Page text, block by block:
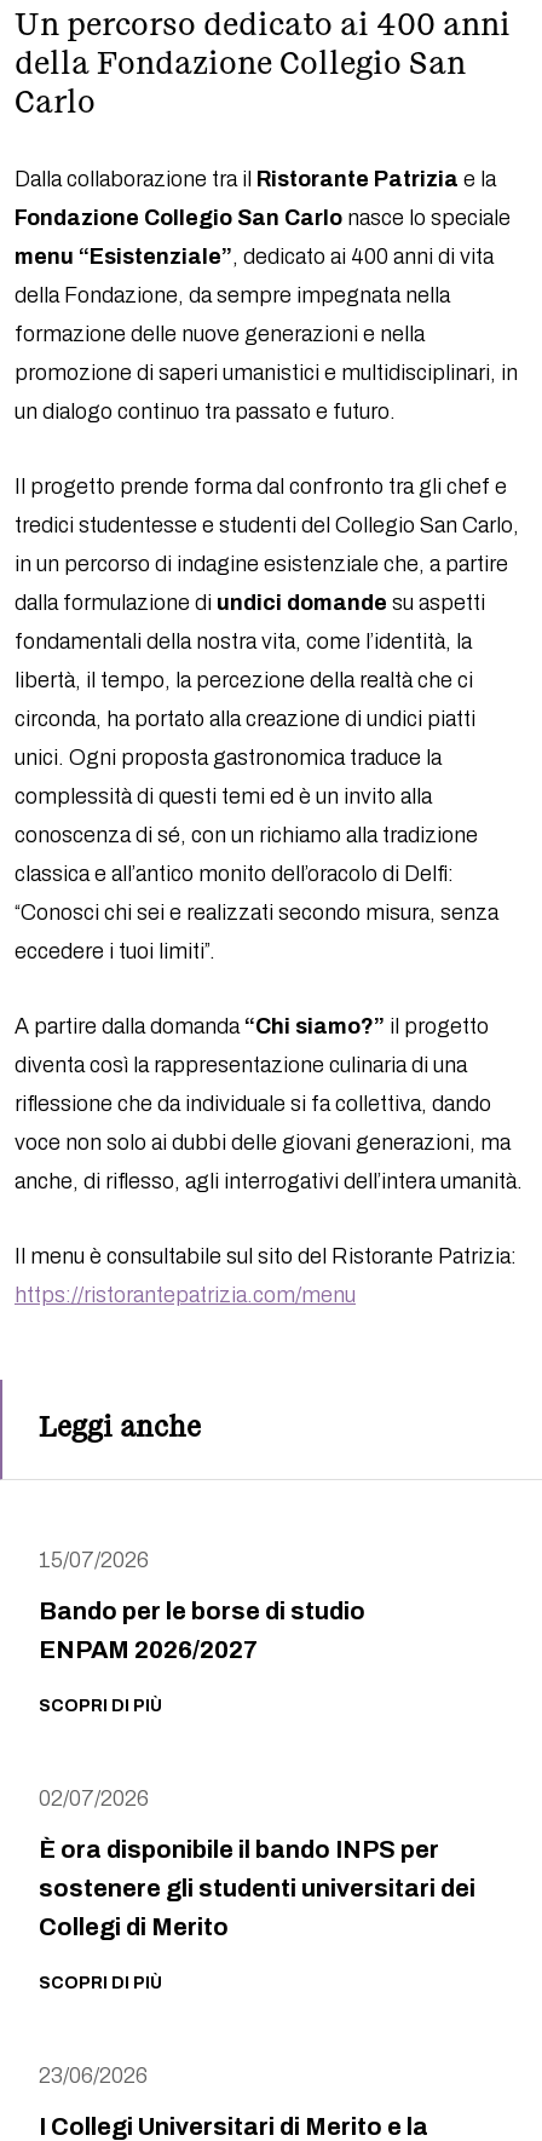
Un percorso dedicato ai 400 anni
della Fondazione Collegio San
Carlo
Dalla collaborazione tra il Ristorante Patrizia e la
Fondazione Collegio San Carlo nasce lo speciale
menu “Esistenziale”, dedicato ai 400 anni di vita
della Fondazione, da sempre impegnata nella
formazione delle nuove generazioni e nella
promozione di saperi umanistici e multidisciplinari, in
un dialogo continuo tra passato e futuro.
Il progetto prende forma dal confronto tra gli chef e
tredici studentesse e studenti del Collegio San Carlo,
in un percorso di indagine esistenziale che, a partire
dalla formulazione di undici domande su aspetti
fondamentali della nostra vita, come l’identità, la
libertà, il tempo, la percezione della realtà che ci
circonda, ha portato alla creazione di undici piatti
unici. Ogni proposta gastronomica traduce la
complessità di questi temi ed è un invito alla
conoscenza di sé, con un richiamo alla tradizione
classica e all’antico monito dell’oracolo di Delfi:
“Conosci chi sei e realizzati secondo misura, senza
eccedere i tuoi limiti”.
A partire dalla domanda “Chi siamo?” il progetto
diventa così la rappresentazione culinaria di una
riflessione che da individuale si fa collettiva, dando
voce non solo ai dubbi delle giovani generazioni, ma
anche, di riflesso, agli interrogativi dell’intera umanità.
Il menu è consultabile sul sito del Ristorante Patrizia:
https://ristorantepatrizia.com/menu
Leggi anche
15/07/2026
Bando per le borse di studio
ENPAM 2026/2027
SCOPRI DI PIÙ
02/07/2026
È ora disponibile il bando INPS per
sostenere gli studenti universitari dei
Collegi di Merito
SCOPRI DI PIÙ
23/06/2026
I Collegi Universitari di Merito e la